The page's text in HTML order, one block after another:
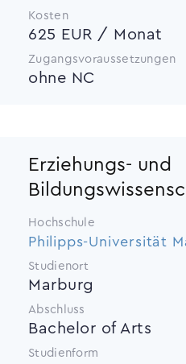
Kosten
625 EUR / Monat
Zugangsvoraussetzungen
ohne NC
Erziehungs- und
Hochschule
Philipps-Universität
Studienort
Marburg
Abschluss
Bachelor of Arts
Studienform